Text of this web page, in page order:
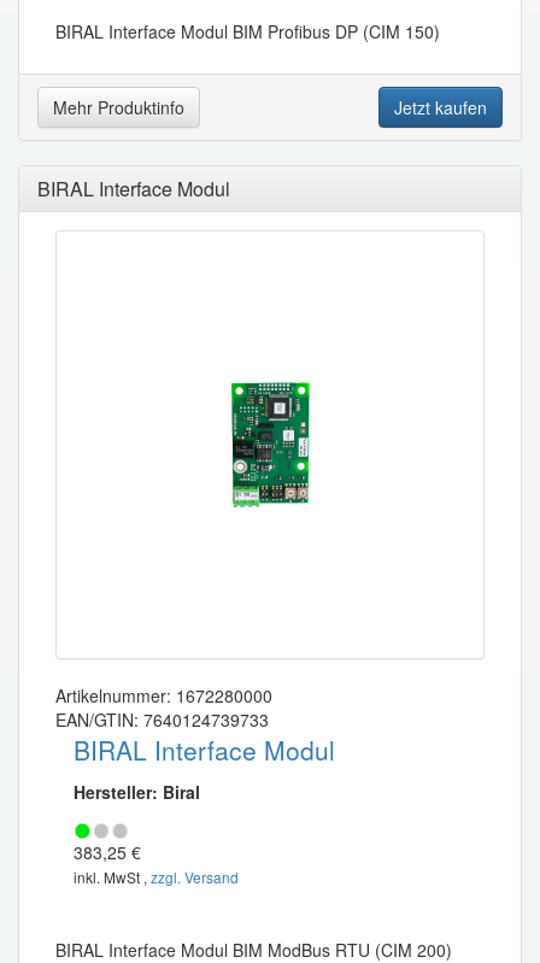
BIRAL Interface Modul BIM Profibus DP (CIM 150)
Mehr Produktinfo Jetzt kaufen
BIRAL Interface Modul
Artikelnummer: 1672280000
EAN/GTIN: 7640124739733
BIRAL Interface Modul
Hersteller: Biral
383,25 €
inkl. MwSt , zzgl. Versand
BIRAL Interface Modul BIM ModBus RTU (CIM 200)